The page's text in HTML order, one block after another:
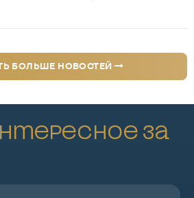
БОЛЬШЕ НОВОСТЕЙ
за